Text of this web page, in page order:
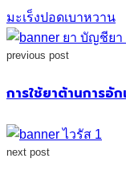
มะเร็งปอดเบาหวาน
previous post
การใช้ยาต้านการอั
next post